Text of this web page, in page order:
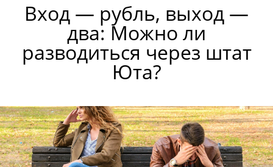
Вход — рубль, выход —
два: Можно ли
разводиться через штат
Юта?